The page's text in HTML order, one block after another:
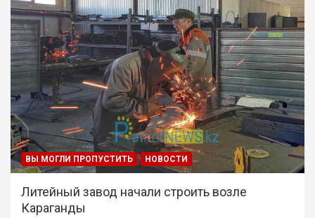
ВЫ МОГЛИ ПРОПУСТИТЬ НОВОСТИ
Литейный завод начали строить возле
Караганды